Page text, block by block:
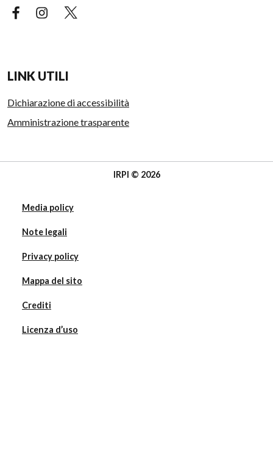
Facebook (link esterno)
Instagram (link esterno)
LINK UTILI
Dichiarazione di accessibilità
Amministrazione trasparente
IRPI © 2026
Media policy
Note legali
Privacy policy
Mappa del sito
Crediti
Licenza d’uso